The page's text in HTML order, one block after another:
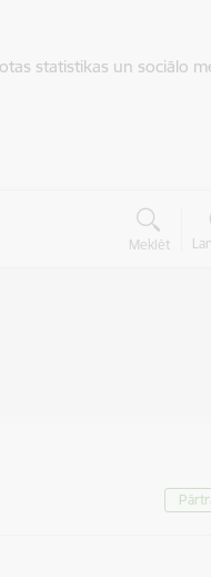
statistikas un sociālo
Meklēt